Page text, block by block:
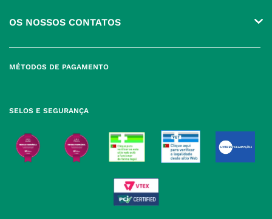
Produtos Favoritos
OS NOSSOS CONTATOS
MÉTODOS DE PAGAMENTO
SELOS E SEGURANÇA